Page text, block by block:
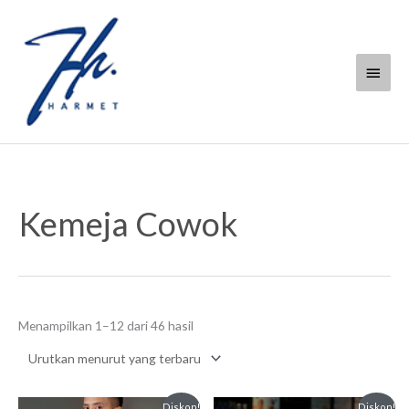
Kemeja Cowok
Menampilkan 1–12 dari 46 hasil
menurut
yang
terbaru
Diskon!
Harga
Diskon!
Harga
Harga